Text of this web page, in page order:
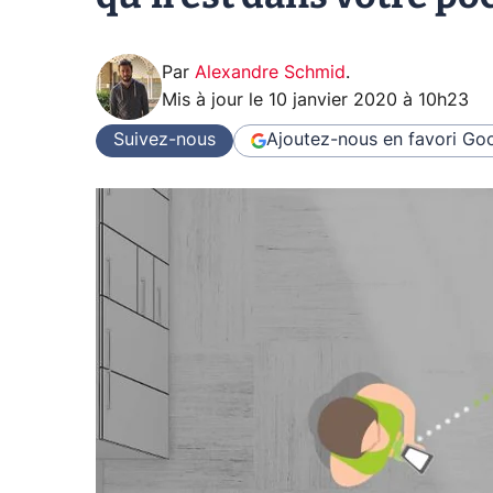
Par Alexandre Schmid.
Mis à jour le 10 janvier 2020 à 10h23
Suivez-nous Ajoutez-nous en favori